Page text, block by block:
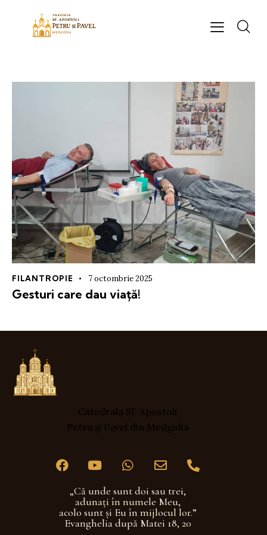
FILANTROPIE 7 octombrie 2025
Gesturi care dau viață!
Catedrala Sf. Apostoli
Petru și Pavel din Medgidia
„Că unde sunt doi sau trei,
adunaţi în numele Meu,
acolo sunt şi Eu în mijlocul lor.”
Evanghelia după Matei 18, 20